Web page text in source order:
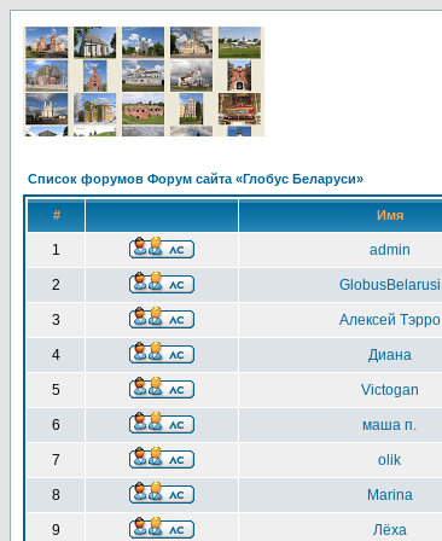
Список форумов Форум сайта «Глобус Беларуси»
# Имя
1 admin
2 GlobusBelarusi
3 Алексей Тэрро
4 Диана
5 Victogan
6 маша п.
7 olik
8 Marina
9 Лёха